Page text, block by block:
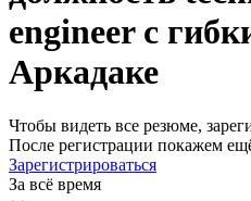
engineer с
Аркадаке
Чтобы видеть все резюме,
После регистрации покажем
Зарегистрироваться
За всё время